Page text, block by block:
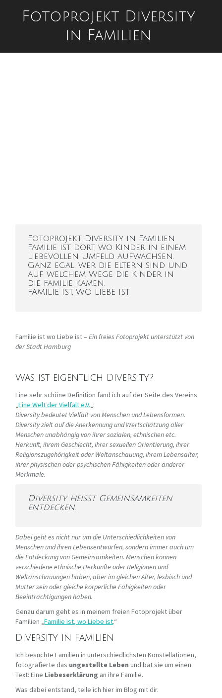
Fotoprojekt Diversity
in Familien
Fotoprojekt Diversity in Familien
Familie ist dort, wo Kinder in einem
liebevollen Umfeld aufwachsen.
Ganz egal, wer die Eltern sind und
auf welchem Wege die Kinder in
die Familie kamen.
FAMILIE IST, WO LIEBE IST
Familie ist wo Liebe ist –Ein freies Fotoprojekt unterstützt von
der Stadt Hamburg
Was ist eigentlich Diversity?
Eine sehr schöne Definition fand ich auf der Seite des Vereins
„Eine Welt der Vielfalt e.V.„:
Diversity bedeutet Vielfalt von Menschen und Lebensformen.
Diversity zielt auf die Anerkennung und Wertschätzung aller
Menschen unabhängig von ihrer sozialen, ethnischen etc.
Herkunft, ihrem Geschlecht, ihrer sexuellen Orientierung, ihrer
Religionszugehörigkeit oder Weltanschauung, ihrem Lebensalter,
ihrer physischen oder psychischen Fähigkeiten oder anderer
Merkmale.
Diversity heißt Gemeinsamkeiten
entdecken.
Dabei geht es nicht nur um die Unterschiedlichkeiten von
Menschen und ihren Lebensentwürfen, sondern immer auch um
die Entdeckung von Gemeinsamkeiten. Menschen können
verschiedene ethnische Herkünfte oder Religionen und
Weltanschauungen haben, aber im gleichen Alter, lesbisch und
Mutter sein oder gleiche körperliche Fähigkeiten oder
Beeinträchtigungen haben.
Genau darum geht es in meinem freien Fotoprojekt über
Familien „Familie ist, wo Liebe ist.“
Diversity in Familien
Ich besuchte Familien in unterschiedlichsten Konstellationen,
fotografierte das ungestellte Leben und bat sie um einen
Text: Eine Liebeserklärung an ihre Familie.
Was dabei entstand, teile ich hier im Blog mit dir.